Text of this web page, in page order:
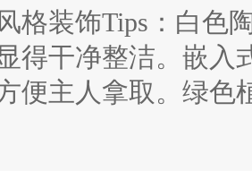
装饰Tips：白色陶
得干净整洁。嵌入
便主人拿取。绿色